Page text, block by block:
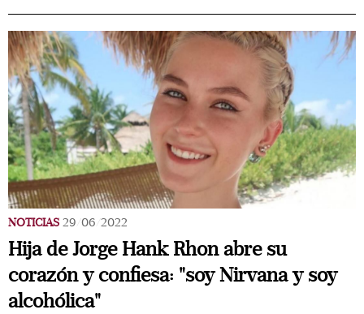
NOTICIAS 29/06/2022
Hija de Jorge Hank Rhon abre su
corazón y confiesa: "soy Nirvana y soy
alcohólica"